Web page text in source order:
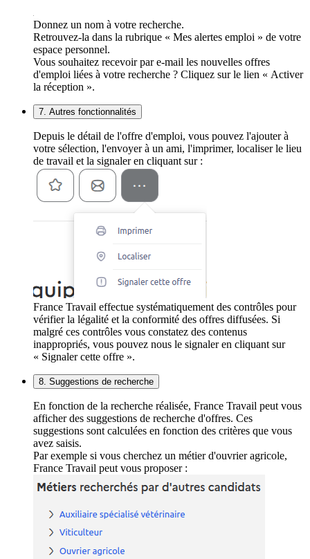
Donnez un nom à votre recherche.
Retrouvez-la dans la rubrique « Mes alertes emploi » de votre
espace personnel.
Vous souhaitez recevoir par e-mail les nouvelles offres
d'emploi liées à votre recherche ? Cliquez sur le lien « Activer
la réception ».
7. Autres fonctionnalités
Depuis le détail de l'offre d'emploi, vous pouvez l'ajouter à
votre sélection, l'envoyer à un ami, l'imprimer, localiser le lieu
de travail et la signaler en cliquant sur :
France Travail effectue systématiquement des contrôles pour
vérifier la légalité et la conformité des offres diffusées. Si
malgré ces contrôles vous constatez des contenus
inappropriés, vous pouvez nous le signaler en cliquant sur
« Signaler cette offre ».
8. Suggestions de recherche
En fonction de la recherche réalisée, France Travail peut vous
afficher des suggestions de recherche d'offres. Ces
suggestions sont calculées en fonction des critères que vous
avez saisis.
Par exemple si vous cherchez un métier d'ouvrier agricole,
France Travail peut vous proposer :